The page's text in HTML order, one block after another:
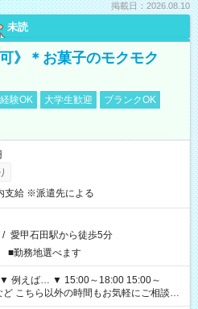
掲載日：2026.08.10
未読
》＊お菓子のモクモク
験OK 大学生歓迎
ブランクOK
支給 ※派遣先による
/ 愛甲石田駅から徒歩5分
■勤務地選べます
談く